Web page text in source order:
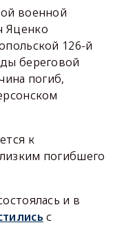
военной
Яценко
126-й
береговой
погиб,
к
погибшего
и в
с